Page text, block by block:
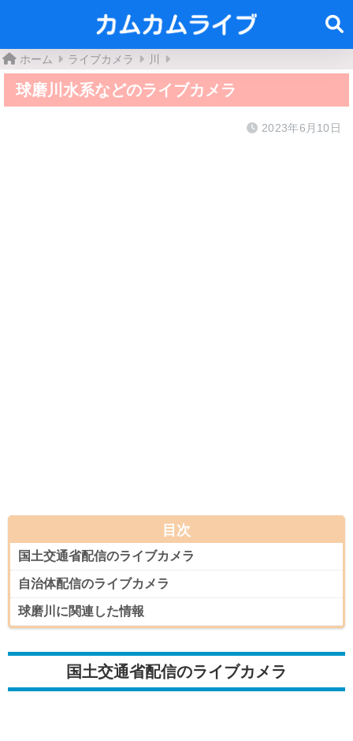
ホーム ライブカメラ 川
球磨川水系などのライブカメラ
2023年6月10日
目次
国土交通省配信のライブカメラ
自治体配信のライブカメラ
球磨川に関連した情報
国土交通省配信のライブカメラ